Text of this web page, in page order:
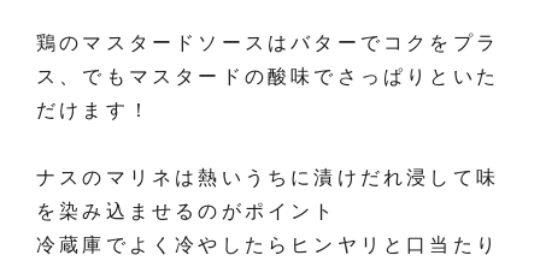
鶏のマスタードソースはバターでコクをプラ
ス、でもマスタードの酸味でさっぱりといた
だけます！
ナスのマリネは熱いうちに漬けだれ浸して味
を染み込ませるのがポイント
冷蔵庫でよく冷やしたらヒンヤリと口当たり